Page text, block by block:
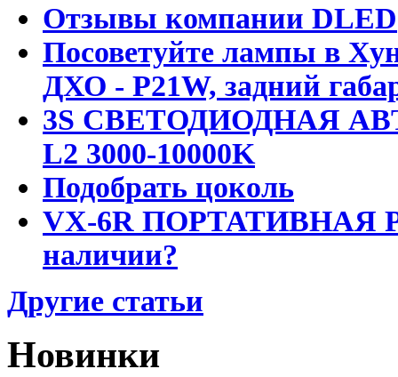
Отзывы компании DLED
Посоветуйте лампы в
ДХО - P21W, задний
3S СВЕТОДИОДНАЯ
L2 3000-10000K
Подобрать цоколь
VX-6R ПОРТАТИВНАЯ
наличии?
Другие статьи
Новинки